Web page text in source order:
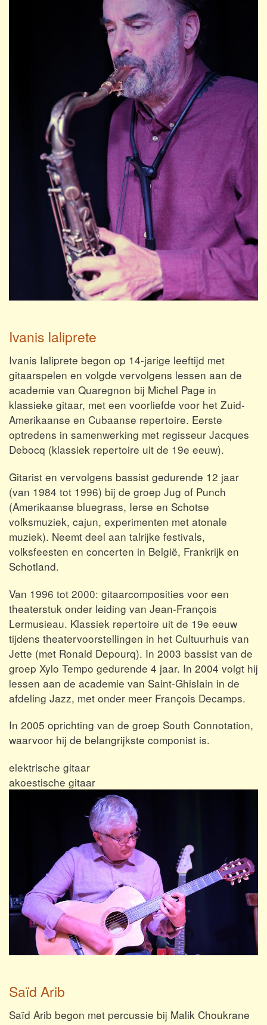
Ivanis Ialiprete
Ivanis Ialiprete begon op 14-jarige leeftijd met
gitaarspelen en volgde vervolgens lessen aan de
academie van Quaregnon bij Michel Page in
klassieke gitaar, met een voorliefde voor het Zuid-
Amerikaanse en Cubaanse repertoire. Eerste
optredens in samenwerking met regisseur Jacques
Debocq (klassiek repertoire uit de 19e eeuw).
Gitarist en vervolgens bassist gedurende 12 jaar
(van 1984 tot 1996) bij de groep Jug of Punch
(Amerikaanse bluegrass, Ierse en Schotse
volksmuziek, cajun, experimenten met atonale
muziek). Neemt deel aan talrijke festivals,
volksfeesten en concerten in België, Frankrijk en
Schotland.
Van 1996 tot 2000: gitaarcomposities voor een
theaterstuk onder leiding van Jean-François
Lermusieau. Klassiek repertoire uit de 19e eeuw
tijdens theatervoorstellingen in het Cultuurhuis van
Jette (met Ronald Depourq). In 2003 bassist van de
groep Xylo Tempo gedurende 4 jaar. In 2004 volgt hij
lessen aan de academie van Saint-Ghislain in de
afdeling Jazz, met onder meer François Decamps.
In 2005 oprichting van de groep South Connotation,
waarvoor hij de belangrijkste componist is.
elektrische gitaar
akoestische gitaar
Saïd Arib
Saïd Arib begon met percussie bij Malik Choukrane